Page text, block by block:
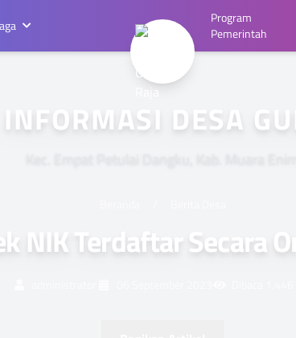
Program
Pemerintah
DESA
NIK Terdaftar Secara